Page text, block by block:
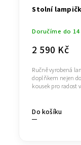
Stolní
Doručíme do
2 590 Kč
Do košíku
Ručně vyrobená
doplňkem nejen
kousek pro radost